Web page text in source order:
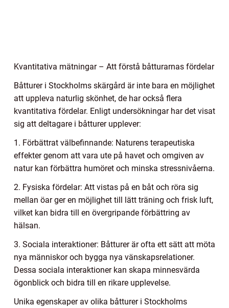
Kvantitativa mätningar – Att förstå båtturarnas fördelar
Båtturer i Stockholms skärgård är inte bara en möjlighet
att uppleva naturlig skönhet, de har också flera
kvantitativa fördelar. Enligt undersökningar har det visat
sig att deltagare i båtturer upplever:
1. Förbättrat välbefinnande: Naturens terapeutiska
effekter genom att vara ute på havet och omgiven av
natur kan förbättra humöret och minska stressnivåerna.
2. Fysiska fördelar: Att vistas på en båt och röra sig
mellan öar ger en möjlighet till lätt träning och frisk luft,
vilket kan bidra till en övergripande förbättring av
hälsan.
3. Sociala interaktioner: Båtturer är ofta ett sätt att möta
nya människor och bygga nya vänskapsrelationer.
Dessa sociala interaktioner kan skapa minnesvärda
ögonblick och bidra till en rikare upplevelse.
Unika egenskaper av olika båtturer i Stockholms